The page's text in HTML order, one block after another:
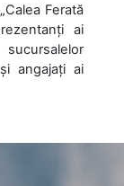
Ferată
ai
angajați ai